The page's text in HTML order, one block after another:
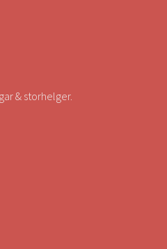
& storhelger.